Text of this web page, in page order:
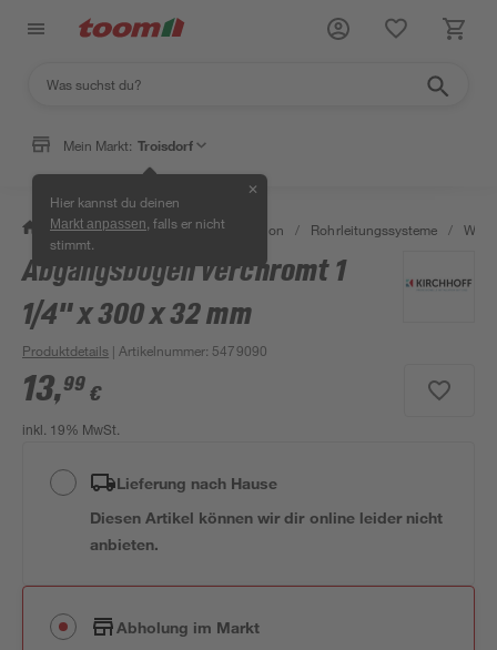
Mein Markt: Troisdorf
Hier kannst du deinen
Markt anpassen , falls er nicht
stimmt.
✕
/ Bad & Sanitär / Sanitärinstallation / Rohrleitungssysteme /
Abgangsbogen verchromt 1
1/4" x 300 x 32 mm
Produktdetails | Artikelnummer: 5479090
13,99 €
inkl. 19% MwSt.
Lieferung nach Hause
Diesen Artikel können wir dir online leider nicht
anbieten.
Abholung im Markt